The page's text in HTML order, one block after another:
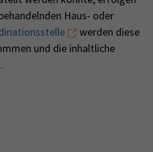
Haus- oder
werden diese
und die inhaltliche